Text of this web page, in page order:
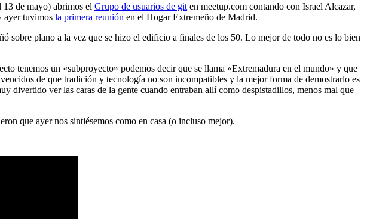
13 de mayo) abrimos el Grupo de usuarios de git en meetup.com contando con Israel Alcazar,
ayer tuvimos la primera reunión en el Hogar Extremeño de Madrid.
sobre plano a la vez que se hizo el edificio a finales de los 50. Lo mejor de todo no es lo bien
tenemos un «subproyecto» podemos decir que se llama «Extremadura en el mundo» y que
de que tradición y tecnología no son incompatibles y la mejor forma de demostrarlo es
divertido ver las caras de la gente cuando entraban allí como despistadillos, menos mal que
que ayer nos sintiésemos como en casa (o incluso mejor).